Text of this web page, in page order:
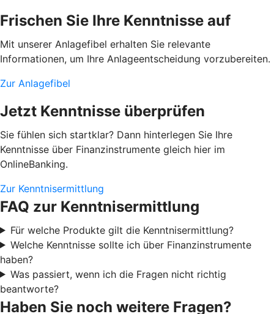
Frischen Sie Ihre Kenntnisse auf
Mit unserer Anlagefibel erhalten Sie relevante
Informationen, um Ihre Anlageentscheidung vorzubereiten.
Zur Anlagefibel
Jetzt Kenntnisse überprüfen
Sie fühlen sich startklar? Dann hinterlegen Sie Ihre
Kenntnisse über Finanzinstrumente gleich hier im
OnlineBanking.
Zur Kenntnisermittlung
FAQ zur Kenntnisermittlung
Für welche Produkte gilt die Kenntnisermittlung?
Welche Kenntnisse sollte ich über Finanzinstrumente
haben?
Was passiert, wenn ich die Fragen nicht richtig
beantworte?
Haben Sie noch weitere Fragen?